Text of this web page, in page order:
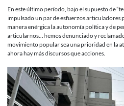
En este último período, bajo el supuesto de
impulsado un par de esfuerzos articuladores
manera enérgica la autonomía política y de
articularnos… hemos denunciado y
movimiento popular sea una prioridad en la
ahora hay más discursos que acciones.